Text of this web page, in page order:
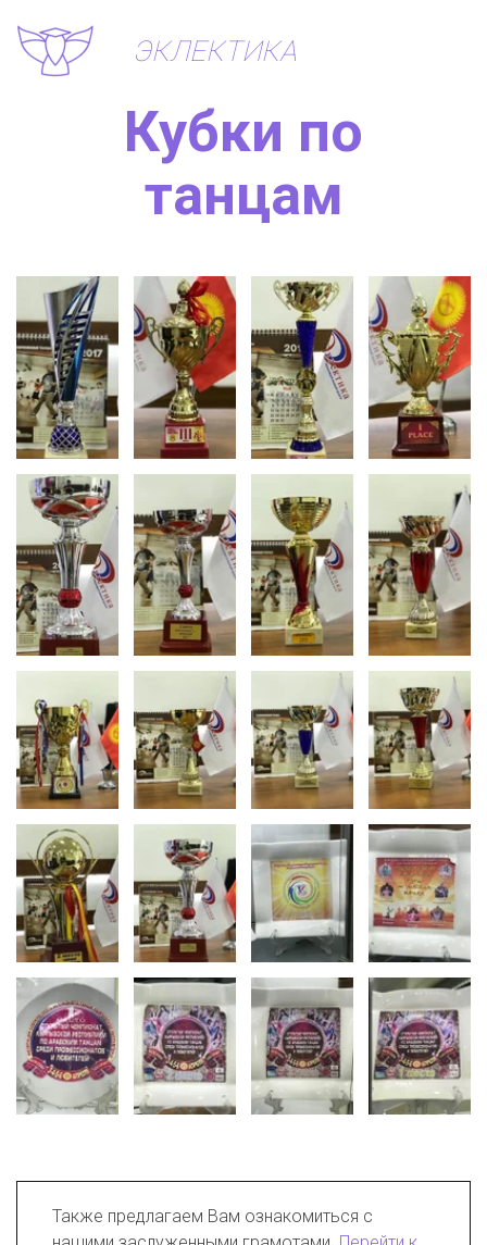
ЭКЛЕКТИКА
Кубки по
танцам
Также предлагаем Вам ознакомиться с